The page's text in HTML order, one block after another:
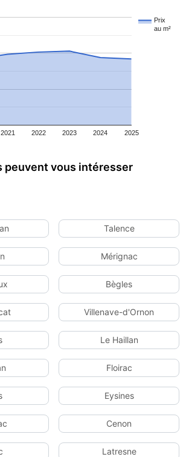
Prix
au m²
2021 2022 2023 2024 2025
peuvent vous intéresser
Talence
Mérignac
Bègles
Villenave-d'Ornon
Le Haillan
Floirac
Eysines
Cenon
Latresne